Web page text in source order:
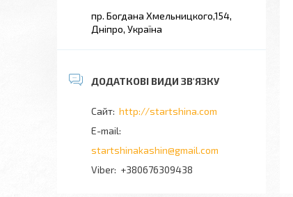
пр. Богдана Хмельницкого,154,
Дніпро, Україна
http://startshina.com
startshinakashin@gmail.com
+380676309438